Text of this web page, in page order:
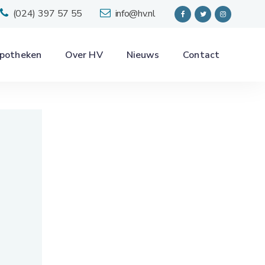
(024) 397 57 55 info@hv.nl
Over HV Nieuws Contact